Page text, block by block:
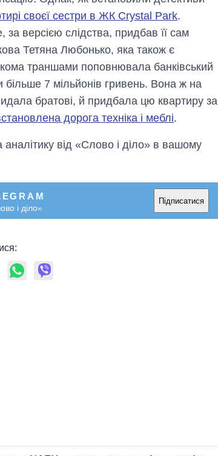
своєї сестри в ЖК Crystal Park.
версією слідства, придбав її сам
Тетяна Любонько, яка також є
траншами поповнювала банківський
більше 7 мільйонів гривень. Вона ж на
братові, й придбала цю квартиру за
дорога техніка і меблі.
від «Слово і діло» в вашому
і діло»
Підписатися